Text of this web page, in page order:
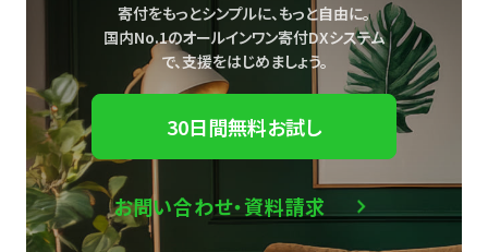
寄付をもっとシンプルに、もっと自由に。
国内No.1のオールインワン寄付DXシステム
で、支援をはじめましょう。
30日間無料お試し
お問い合わせ・資料請求